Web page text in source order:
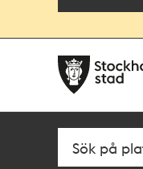
navigationen
huvudinnehållet
Fritextsök